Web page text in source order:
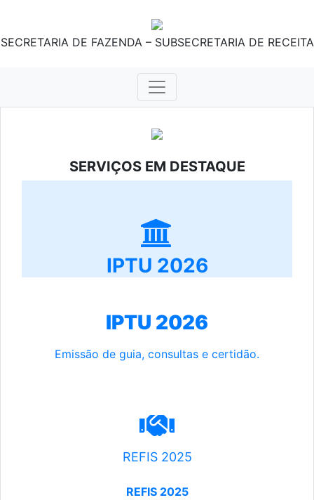
SECRETARIA DE FAZENDA – SUBSECRETARIA DE RECEITA
SERVIÇOS EM DESTAQUE
IPTU 2026
IPTU 2026
Emissão de guia, consultas e certidão.
REFIS 2025
REFIS 2025